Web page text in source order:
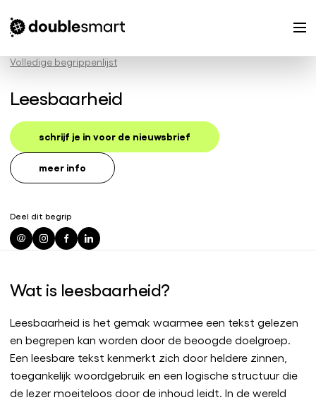
Volledige begrippenlijst
Leesbaarheid
schrijf je in voor de nieuwsbrief
meer info
Deel dit begrip
Wat is leesbaarheid?
Leesbaarheid is het gemak waarmee een tekst gelezen
en begrepen kan worden door de beoogde doelgroep.
Een leesbare tekst kenmerkt zich door heldere zinnen,
toegankelijk woordgebruik en een logische structuur die
de lezer moeiteloos door de inhoud leidt. In de wereld